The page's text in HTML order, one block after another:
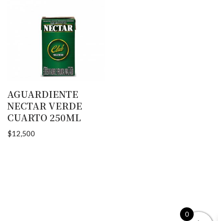
AGUARDIENTE
NECTAR VERDE
CUARTO 250ML
$12,500
0